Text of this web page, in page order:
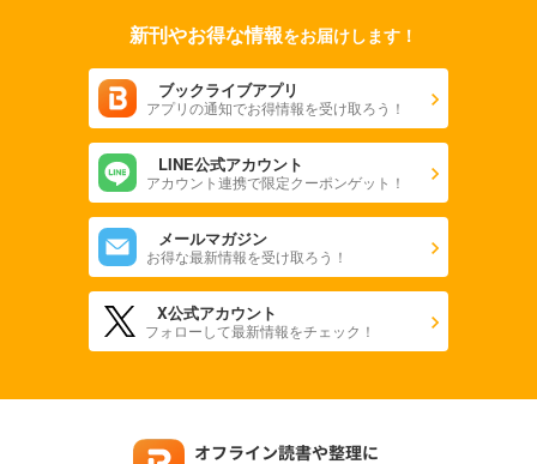
新刊やお得な情報をお届けします！
ブックライブアプリ
アプリの通知でお得情報を受け取ろう！
LINE公式アカウント
アカウント連携で限定クーポンゲット！
メールマガジン
お得な最新情報を受け取ろう！
X公式アカウント
フォローして最新情報をチェック！